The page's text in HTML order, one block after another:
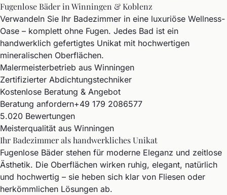
Fugenlose Bäder in Winningen & Koblenz
Verwandeln Sie Ihr Badezimmer in eine luxuriöse Wellness-
Oase – komplett ohne Fugen. Jedes Bad ist ein
handwerklich gefertigtes Unikat mit hochwertigen
mineralischen Oberflächen.
Malermeisterbetrieb aus Winningen
Zertifizierter Abdichtungstechniker
Kostenlose Beratung & Angebot
Beratung anfordern+49 179 2086577
5.020 Bewertungen
Meisterqualität aus Winningen
Ihr Badezimmer als handwerkliches Unikat
Fugenlose Bäder stehen für moderne Eleganz und zeitlose
Ästhetik. Die Oberflächen wirken ruhig, elegant, natürlich
und hochwertig – sie heben sich klar von Fliesen oder
herkömmlichen Lösungen ab.